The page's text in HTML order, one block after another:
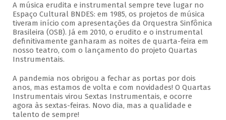
A música erudita e instrumental sempre teve lugar no
Espaço Cultural BNDES: em 1985, os projetos de música
tiveram início com apresentações da Orquestra Sinfônica
Brasileira (OSB). Já em 2010, o erudito e o instrumental
definitivamente ganharam as noites de quarta-feira em
nosso teatro, com o lançamento do projeto Quartas
Instrumentais.
A pandemia nos obrigou a fechar as portas por dois
anos, mas estamos de volta e com novidades! O Quartas
Instrumentais virou Sextas Instrumentais, e ocorre
agora às sextas-feiras. Novo dia, mas a qualidade e
talento de sempre!